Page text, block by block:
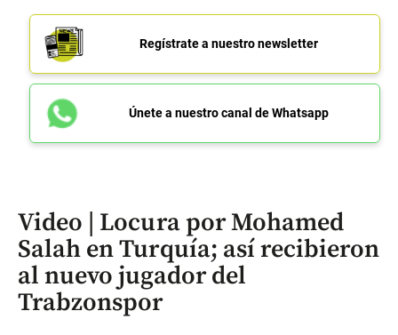
Regístrate a nuestro newsletter
Únete a nuestro canal de Whatsapp
Video | Locura por Mohamed
Salah en Turquía; así recibieron
al nuevo jugador del
Trabzonspor